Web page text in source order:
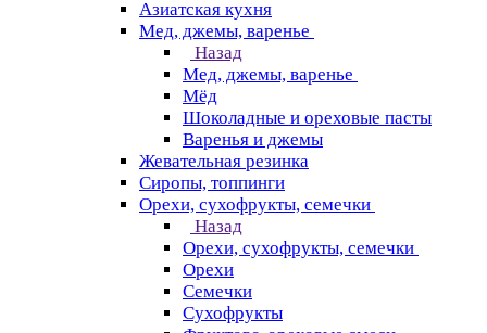
Азиатская кухня
Мед, джемы, варенье
Назад
Мед, джемы, варенье
Мёд
Шоколадные и ореховые пасты
Варенья и джемы
Жевательная резинка
Сиропы, топпинги
Орехи, сухофрукты, семечки
Назад
Орехи, сухофрукты, семечки
Орехи
Семечки
Сухофрукты